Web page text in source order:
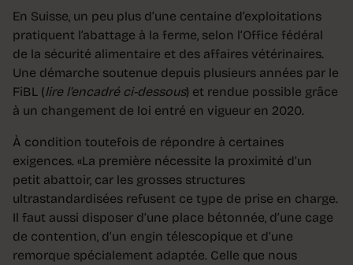
En Suisse, un peu plus d’une centaine d’exploitations
pratiquent l’abattage à la ferme, selon l’Office fédéral
de la sécurité alimentaire et des affaires vétérinaires.
Une démarche soutenue depuis plusieurs années par le
FiBL (lire l’encadré ci-dessous) et rendue possible grâce
à un changement de loi entré en vigueur en 2020.
À condition toutefois de répondre à certaines
exigences. «La première nécessite la proximité d’un
petit abattoir, car les grosses structures
ultrastandardisées refusent ce type de prise en charge.
Il faut aussi disposer d’une place bétonnée, d’une cage
de contention, d’un engin télescopique et d’une
remorque spécialement adaptée. Celle que nous